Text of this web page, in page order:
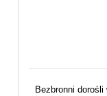
Bezbronni